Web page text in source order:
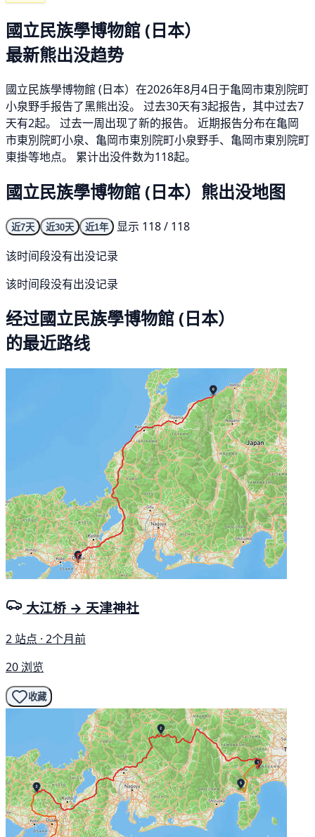
國立民族學博物館 (日本）
最新熊出没趋势
國立民族學博物館 (日本）在2026年8月4日于亀岡市東別院町
小泉野手报告了黑熊出没。 过去30天有3起报告，其中过去7
天有2起。 过去一周出现了新的报告。 近期报告分布在亀岡
市東別院町小泉、亀岡市東別院町小泉野手、亀岡市東別院町
東掛等地点。 累计出没件数为118起。
國立民族學博物館 (日本）熊出没地图
近7天 近30天 近1年
显示 118 / 118
该时间段没有出没记录
该时间段没有出没记录
经过國立民族學博物館 (日本）
的最近路线
大江桥 → 天津神社
2 站点 · 2个月前
20 浏览
收藏